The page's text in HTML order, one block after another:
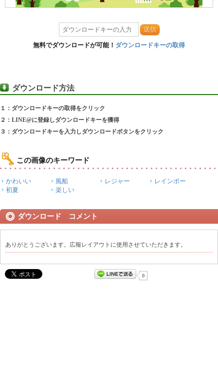
送信
無料でダウンロードが可能！ ダウンロードキーの取得
ダウンロード方法
１：ダウンロードキーの取得をクリック
２：LINE@に登録しダウンロードキーを獲得
３：ダウンロードキーを入力しダウンロードボタンをクリック
この画像のキーワード
かわいい 風船 レジャー
レインボー
初夏
楽しい
ダウンロード コメント
ありがとうございます。広報レイアウトに使用させていただきます。
0